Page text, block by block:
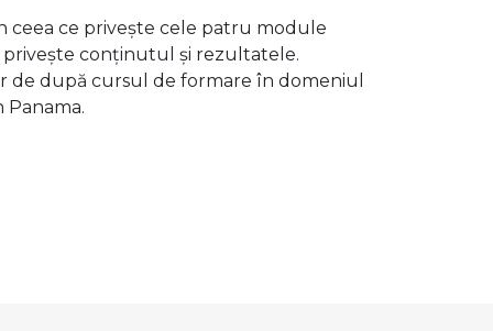
ceea ce privește cele patru module
privește conținutul și rezultatele.
de după cursul de formare în domeniul
Panama.